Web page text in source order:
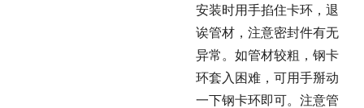
安装时用手掐住卡环，退
诶管材，注意密封件有无
异常。如管材较粗，钢卡
环套入困难，可用手掰动
一下钢卡环即可。注意管